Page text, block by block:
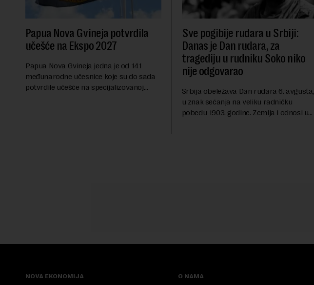
Papua Nova Gvineja potvrdila
učešće na Ekspo 2027
Papua Nova Gvineja jedna je od 141
međunarodne učesnice koje su do sada
potvrdile učešće na specijalizovanoj
Sve pogibije rudara u Srbiji:
Danas je Dan rudara, za
tragediju u rudniku Soko niko
nije odgovarao
Srbija obeležava Dan rudara 6. avgusta,
u znak sećanja na veliku radničku
pobedu 1903. godine. Zemlja i odnosi u
NOVA EKONOMIJA O NAMA